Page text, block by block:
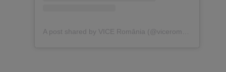
A post shared by VICE România (@viceromania)